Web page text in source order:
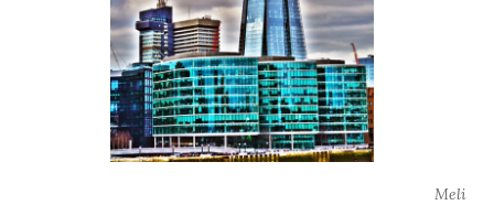
Meli